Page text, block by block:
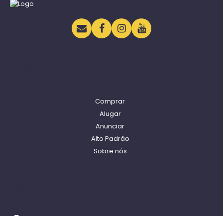
Comprar
Alugar
Anunciar
Alto Padrão
Sobre nós